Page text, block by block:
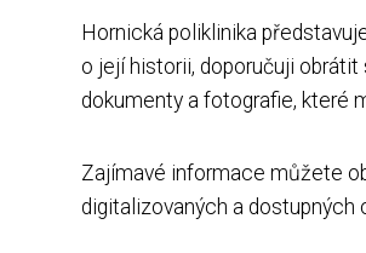
Hornická poliklinika
o její historii, doporučuji
dokumenty a fotografie, které
Zajímavé informace můžete
digitalizovaných a dostupných